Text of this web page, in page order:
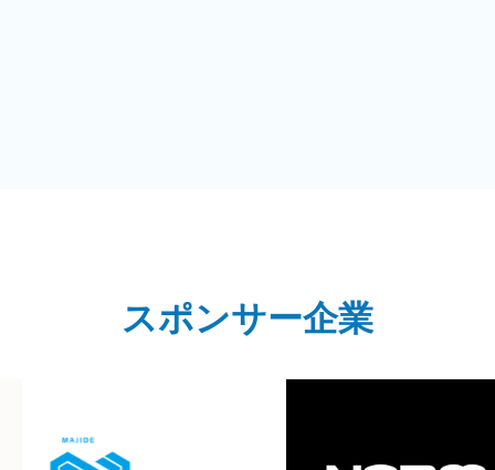
スポンサー企業